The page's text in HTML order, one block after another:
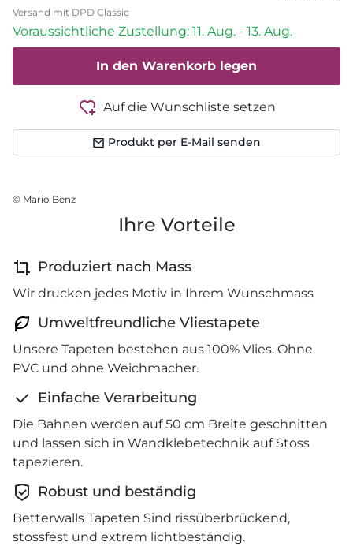
Versand mit DPD Classic
Voraussichtliche Zustellung: 11. Aug. - 13. Aug.
In den Warenkorb legen
Auf die Wunschliste setzen
Produkt per E-Mail senden
© Mario Benz
Ihre Vorteile
Produziert nach Mass
Wir drucken jedes Motiv in Ihrem Wunschmass
Umweltfreundliche Vliestapete
Unsere Tapeten bestehen aus 100% Vlies. Ohne
PVC und ohne Weichmacher.
Einfache Verarbeitung
Die Bahnen werden auf 50 cm Breite geschnitten
und lassen sich in Wandklebetechnik auf Stoss
tapezieren.
Robust und beständig
Betterwalls Tapeten Sind rissüberbrückend,
stossfest und extrem lichtbeständig.